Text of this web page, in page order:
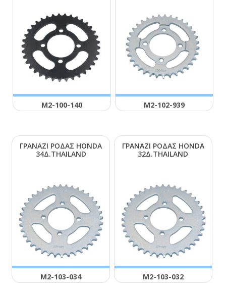
Μ2-100-140 Μ2-102-939
ΓΡΑΝΑΖΙ ΡΟΔΑΣ ΗΟΝDΑ
34Δ.ΤΗΑΙLΑΝD
Μ2-103-034
ΓΡΑΝΑΖΙ ΡΟΔΑΣ ΗΟΝDΑ
32Δ.ΤΗΑΙLΑΝD
Μ2-103-032